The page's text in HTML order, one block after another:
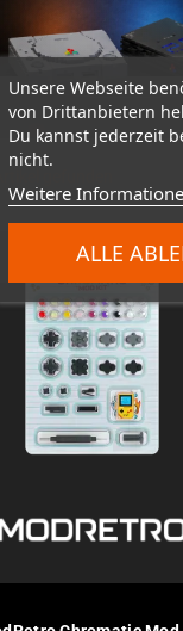
Unsere Webseite
von Drittanbietern
Du kannst jederzeit
nicht.
Weitere
ALLE
gefunden